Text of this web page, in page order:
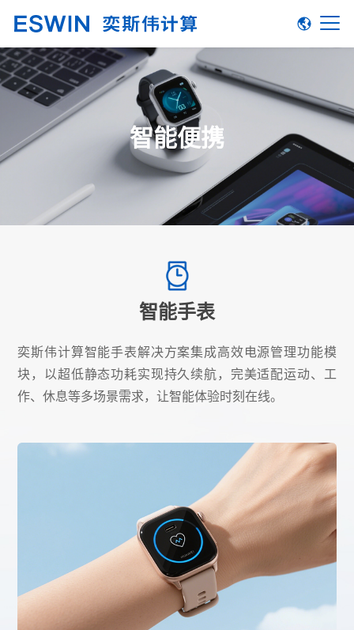
智能便携
智能手表
奕斯伟计算智能手表解决方案集成高效电源管理功能模
块，以超低静态功耗实现持久续航，完美适配运动、工
作、休息等多场景需求，让智能体验时刻在线。